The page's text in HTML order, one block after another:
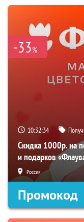
-33%
10:32:33
Скидка 1000р. на
и подарков
Россия
Промокод